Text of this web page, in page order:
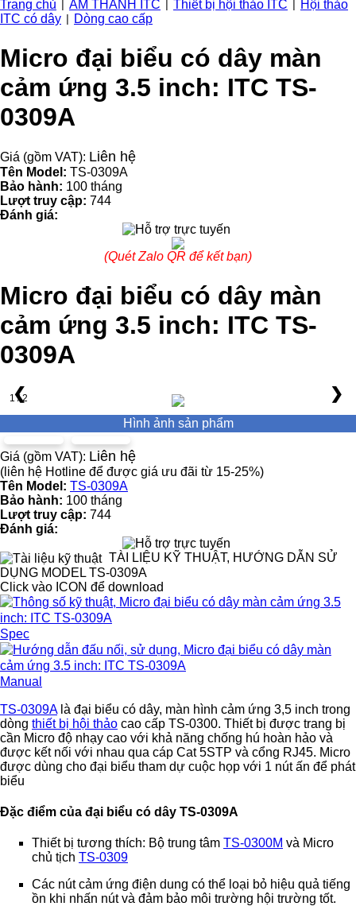
Trang chủ ÂM THANH ITC Thiết bị hội thảo ITC
Hội thảo
ITC có dây
Dòng cao cấp
Micro đại biểu có dây màn
cảm ứng 3.5 inch: ITC TS-
0309A
Giá (gồm VAT): Liên hệ
Tên Model: TS-0309A
Bảo hành: 100 tháng
Lượt truy cập: 744
Đánh giá:
(Quét Zalo QR để kết bạn)
Micro đại biểu có dây màn
cảm ứng 3.5 inch: ITC TS-
0309A
1 / 2
❮ ❯
Hình ảnh sản phẩm
Giá (gồm VAT): Liên hệ
(liên hệ Hotline để được giá ưu đãi từ 15-25%)
Tên Model: TS-0309A
Bảo hành: 100 tháng
Lượt truy cập: 744
Đánh giá:
TÀI LIỆU KỸ THUẬT, HƯỚNG DẪN SỬ
DỤNG MODEL TS-0309A
Click vào ICON để download
Spec
Manual
TS-0309Alà đại biểu có dây, màn hình cảm ứng 3,5 inch trong
dòng thiết bị hội thảo cao cấp TS-0300. Thiết bị được trang bị
cần Micro độ nhạy cao với khả năng chống hú hoàn hảo và
được kết nối với nhau qua cáp Cat 5STP và cổng RJ45. Micro
được dùng cho đại biểu tham dự cuộc họp với 1 nút ấn để phát
biểu
Đặc điểm của đại biểu có dây TS-0309A
Thiết bị tương thích: Bộ trung tâm TS-0300M và Micro
chủ tịch TS-0309
Các nút cảm ứng điện dung có thể loại bỏ hiệu quả tiếng
ồn khi nhấn nút và đảm bảo môi trường hội trường tốt.